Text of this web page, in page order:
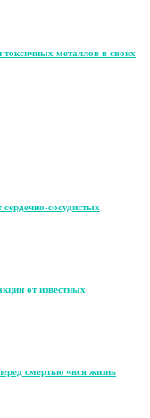
металлов в своих
сосудистых
от известных
смертью «вся жизнь